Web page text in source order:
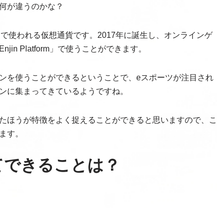
が違うのかな？
使われる仮想通貨です。2017年に誕生し、オンラインゲ
Enjin Platform」で使うことができます。
を使うことができるということで、eスポーツが注目され
に集まってきているようですね。
ほうが特徴をよく捉えることができると思いますので、こ
す。
きることは？